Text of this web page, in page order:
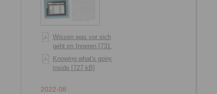
Wissen was vor sich
geht im Inneren [731 kB]
Knowing what's going on
inside [727 kB]
2022-08